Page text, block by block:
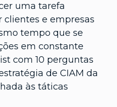
uma tarefa
e empresas
tempo que se
em constante
com 10 perguntas
de CIAM da
às táticas